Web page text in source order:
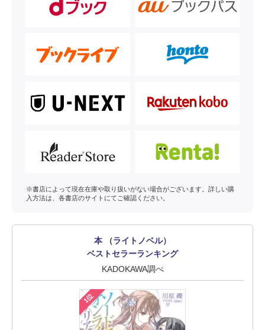
※書店によって現在在庫や取り扱いがない場合がございます。詳しい購
入方法は、各書店のサイトにてご確認ください。
本 （ライトノベル）
ベストセラーランキング
KADOKAWA調べ
1位